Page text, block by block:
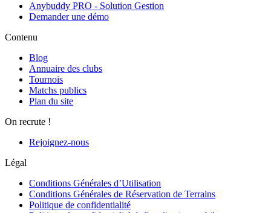
Anybuddy PRO - Solution Gestion
Demander une démo
Contenu
Blog
Annuaire des clubs
Tournois
Matchs publics
Plan du site
On recrute !
Rejoignez-nous
Légal
Conditions Générales d’Utilisation
Conditions Générales de Réservation de Terrains
Politique de confidentialité